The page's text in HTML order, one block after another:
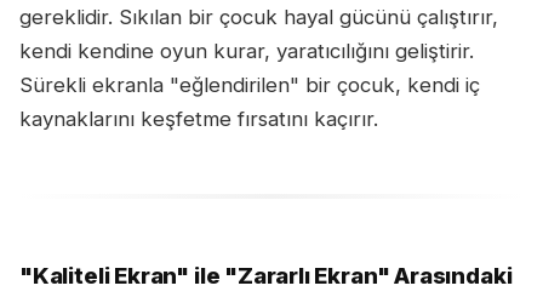
gereklidir. Sıkılan bir çocuk hayal gücünü çalıştırır,
kendi kendine oyun kurar, yaratıcılığını geliştirir.
Sürekli ekranla "eğlendirilen" bir çocuk, kendi iç
kaynaklarını keşfetme fırsatını kaçırır.
"Kaliteli Ekran" ile "Zararlı Ekran" Arasındaki